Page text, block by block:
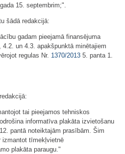
15. septembrim;".
šādā redakcijā:
gadam pieejamā finansējuma
un 4.3. apakšpunktā minētajiem
regulas Nr. 1370/2013 5. panta 1.
tai pieejamos tehniskos
informatīva plakāta izvietošanu
12. pantā noteiktajām prasībām. Šim
izmantot tīmekļvietnē
plakāta paraugu."